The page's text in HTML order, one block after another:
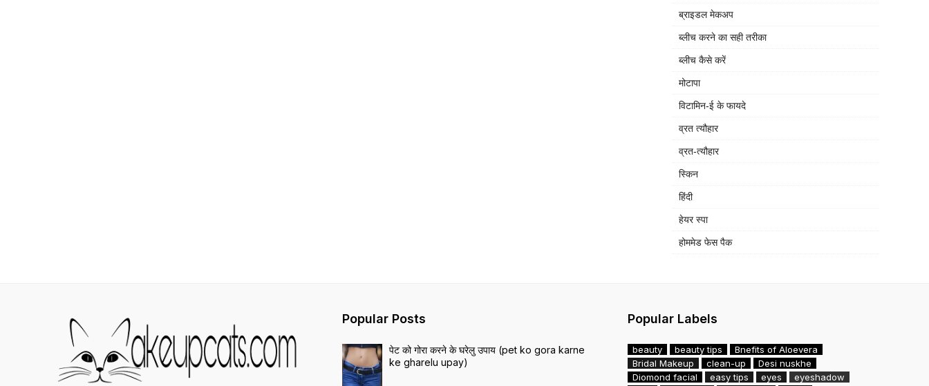
ब्राइडल मेकअप
ब्लीच करने का सही तरीका
ब्लीच कैसे करें
मोटापा
विटामिन-ई के फायदे
व्रत त्यौहार
व्रत-त्यौहार
स्किन
हिंदी
हेयर स्पा
होममेड फेस पैक
Popular Posts
पेट को गोरा करने के घरेलु उपाय (pet ko gora karne
ke gharelu upay)
Popular Labels
beauty beauty tips
Bnefits of Aloevera
Bridal Makeup
clean-up
Desi nuskhe
Diomond facial
easy tips eyes
eyeshadow